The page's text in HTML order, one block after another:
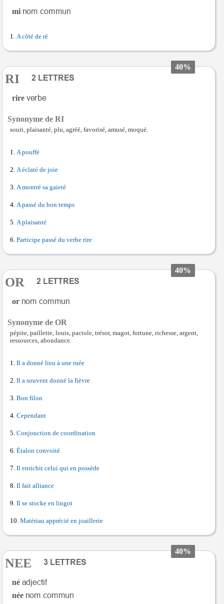
mi
A côté de ré
40%
RI
rire
Synonyme de RI
souri, plaisanté, plu, agréé, favorisé, amusé, moqué.
A pouffé
A éclaté de joie
A montré sa gaieté
A passé du bon temps
A plaisanté
Participe passé du verbe rire
40%
OR
or
Synonyme de OR
pépite, paillette, louis, pactole, trésor, magot, fortune, richesse, argent,
ressources, abondance.
Il a donné lieu à une ruée
Il a souvent donné la fièvre
Bon filon
Cependant
Conjonction de coordination
Étalon convoité
Il enrichit celui qui en possède
Il fait alliance
Il se stocke en lingot
Matériau apprécié en joaillerie
40%
NEE
né
née